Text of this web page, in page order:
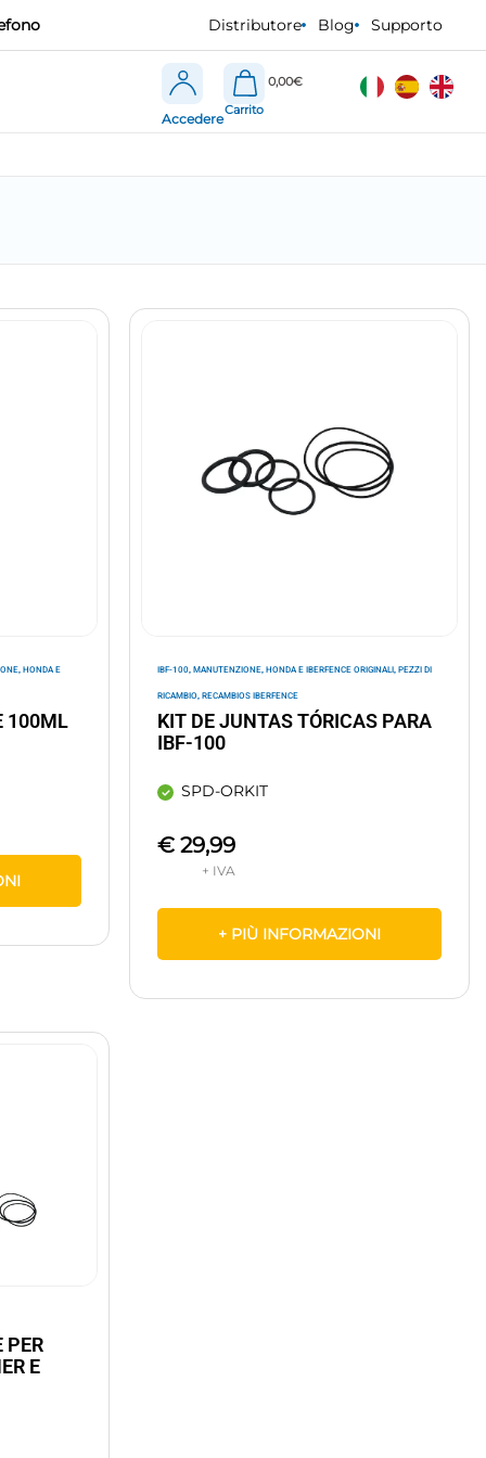
Distributore Blog Supporto
Accedere
€
0,00
, HONDA E
100ML
IBF-100, MANUTENZIONE, HONDA E IBERFENCE ORIGINALI, PEZZI DI
RICAMBIO, RECAMBIOS IBERFENCE
KIT DE JUNTAS TÓRICAS PARA
IBF-100
SPD-ORKIT
€29,99
+ PIÙ INFORMAZIONI
PER
E